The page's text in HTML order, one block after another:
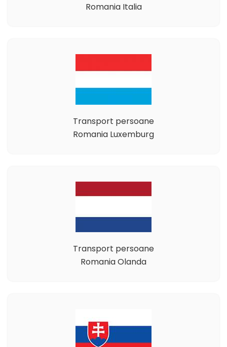
Romania Italia
Transport persoane
Romania Luxemburg
Transport persoane
Romania Olanda